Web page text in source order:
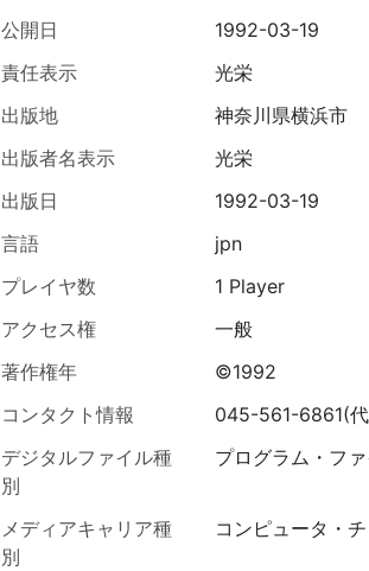
公開日
1992-03-19
責任表示
光栄
出版地
神奈川県横浜市
出版者名表示
光栄
出版日
1992-03-19
言語
jpn
プレイヤ数
1 Player
アクセス権
一般
著作権年
©1992
コンタクト情報
045-561-6861(
デジタルファイル種
別
プログラム・フ
メディアキャリア種
別
コンピュータ・